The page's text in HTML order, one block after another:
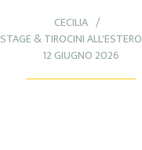
CECILIA
STAGE & TIROCINI ALL'ESTERO
12 GIUGNO 2026